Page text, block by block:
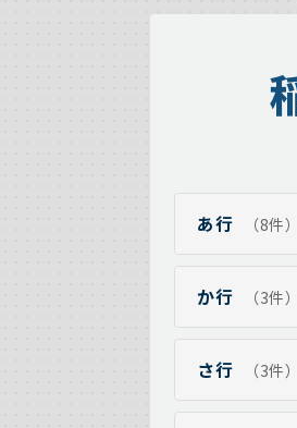
あ行 （8件）
か行 （3件）
さ行 （3件）